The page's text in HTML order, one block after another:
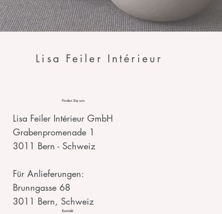
Lisa Feiler Intérieur
Finden Sie uns
Lisa Feiler Intérieur GmbH
Grabenpromenade 1
3011 Bern - Schweiz
Für Anlieferungen:
Brunngasse 68
3011 Bern, Schweiz
Kontakt